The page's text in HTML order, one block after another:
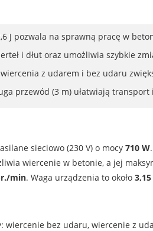
J pozwala na sprawną pracę w
i dłut oraz umożliwia szybkie
z udarem i bez udaru
przewód (3 m) ułatwiają
sieciowo (230 V) o mocy 710 W
wiercenie w betonie, a jej
min. Waga urządzenia to około
bez udaru, wiercenie z